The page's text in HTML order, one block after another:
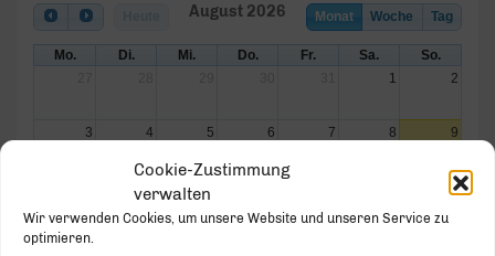
Cookie-Zustimmung
verwalten
Wir verwenden Cookies, um unsere Website und unseren Service zu
optimieren.
Monat Woche Tag
August 2026
Mo. Di. Mi. Do. Fr. Sa.
So.
1 2
3 4 5 6 7 8 9
16
17